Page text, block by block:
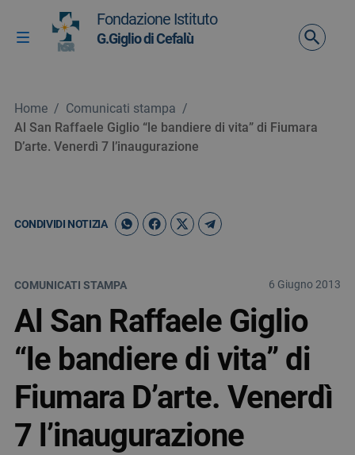
Vai ai contenuti
Vai al menu di navigazione
Vai al footer
Attiva / disattiva la navigazione
Fondazione Istituto
G.Giglio di Cefalù
Home / Comunicati stampa /
Al San Raffaele Giglio “le bandiere di vita” di Fiumara
D’arte. Venerdì 7 l’inaugurazione
CONDIVIDI NOTIZIA
COMUNICATI STAMPA 6 Giugno 2013
Al San Raffaele Giglio
“le bandiere di vita” di
Fiumara D’arte. Venerdì
7 l’inaugurazione